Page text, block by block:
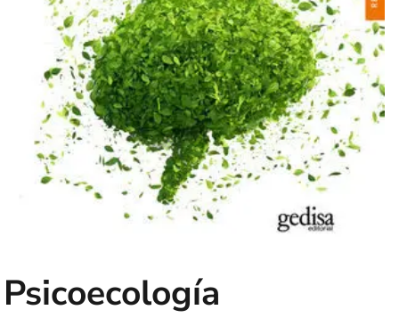
Psicoecología